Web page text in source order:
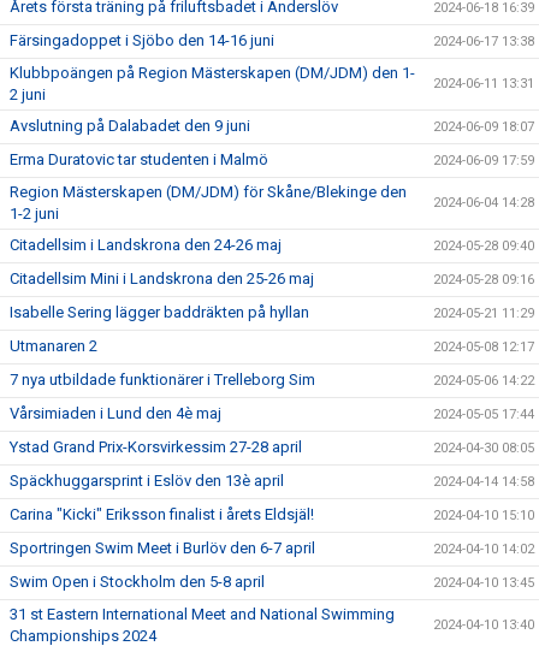
Årets första träning på friluftsbadet i Anderslöv 2024-06-18 16:39
Färsingadoppet i Sjöbo den 14-16 juni 2024-06-17 13:38
Klubbpoängen på Region Mästerskapen (DM/JDM) den 1-
2 juni
2024-06-11 13:31
Avslutning på Dalabadet den 9 juni 2024-06-09 18:07
Erma Duratovic tar studenten i Malmö 2024-06-09 17:59
Region Mästerskapen (DM/JDM) för Skåne/Blekinge den
1-2 juni
2024-06-04 14:28
Citadellsim i Landskrona den 24-26 maj 2024-05-28 09:40
Citadellsim Mini i Landskrona den 25-26 maj 2024-05-28 09:16
Isabelle Sering lägger baddräkten på hyllan 2024-05-21 11:29
Utmanaren 2 2024-05-08 12:17
7 nya utbildade funktionärer i Trelleborg Sim 2024-05-06 14:22
Vårsimiaden i Lund den 4è maj 2024-05-05 17:44
Ystad Grand Prix-Korsvirkessim 27-28 april 2024-04-30 08:05
Späckhuggarsprint i Eslöv den 13è april 2024-04-14 14:58
Carina "Kicki" Eriksson finalist i årets Eldsjäl! 2024-04-10 15:10
Sportringen Swim Meet i Burlöv den 6-7 april 2024-04-10 14:02
Swim Open i Stockholm den 5-8 april 2024-04-10 13:45
31 st Eastern International Meet and National Swimming
Championships 2024
2024-04-10 13:40